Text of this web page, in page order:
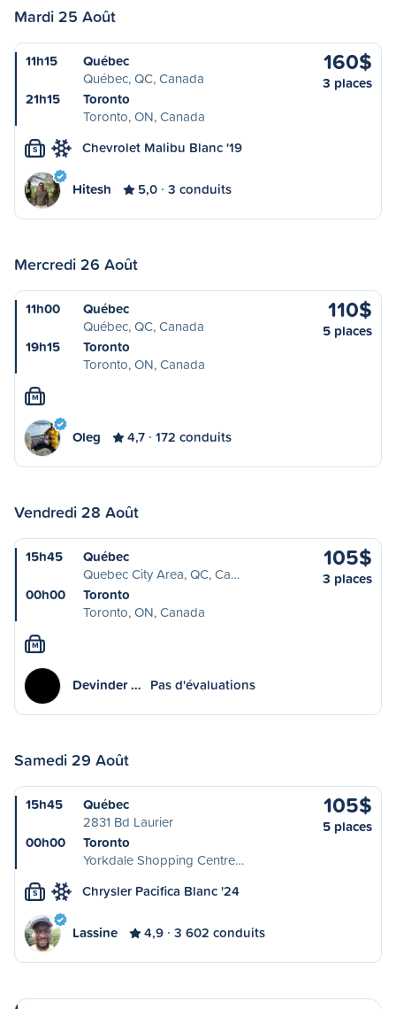
Mardi 25 Août
11h15
Québec
Québec, QC, Canada
21h15
Toronto
Toronto, ON, Canada
160$
3 places
S Chevrolet Malibu Blanc '19
Hitesh 5,0 3 conduits
Mercredi 26 Août
11h00
Québec
Québec, QC, Canada
19h15
Toronto
Toronto, ON, Canada
110$
5 places
M
Oleg 4,7 172 conduits
Vendredi 28 Août
15h45
Québec
Quebec City Area, QC, Ca…
00h00
Toronto
Toronto, ON, Canada
105$
3 places
M
Devinder … Pas d'évaluations
Samedi 29 Août
15h45
Québec
2831 Bd Laurier
00h00
Toronto
Yorkdale Shopping Centre…
105$
5 places
S Chrysler Pacifica Blanc '24
Lassine 4,9 3 602 conduits